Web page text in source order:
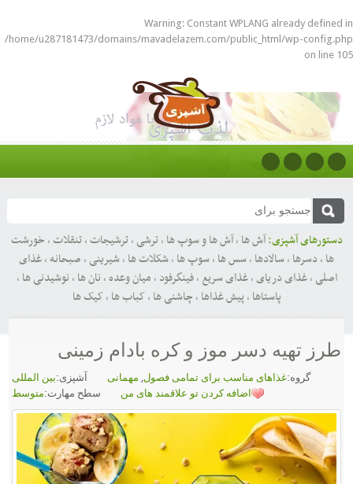
Warning: Constant WPLANG already defined in
/home/u287181473/domains/mavadelazem.com/public_html/wp-config.php
on line 105
دستورهای آشپزی:آش ها ,آش ها و سوپ ها ,ترشی ,ترشیجات,تنقلات, خورشت
ها ,دسرها ,سالادها ,سس ها ,سوپ ها ,شکلات ها ,شیرینی , صبحانه,غذای
اصلی ,غذای دریای,غذای سریع ,فینگرفود , میان وعده, نان ها , نوشیدنی ها ,
پاستاها ,پیش غذاها , چاشنی ها ,کباب ها ,کیک ها
طرز تهیه دسر موز و کره بادام زمینی
آشپزی:بین المللی گروه:غذاهای مناسب برای تمامی فصول, مهمانی
سطح مهارت:متوسط اضافه کردن تو علاقمند های من